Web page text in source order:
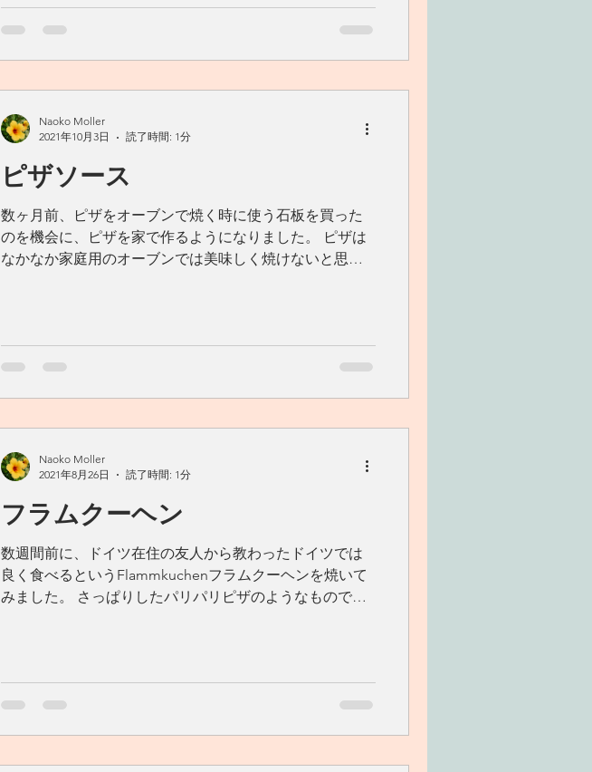
ピザソース
数ヶ月前、ピザをオーブンで焼く時に使う石板を買った
のを機会に、ピザを家で作るようになりました。 ピザは
なかなか家庭用のオーブンでは美味しく焼けないと思っ
Naoko Moller
2021年10月3日
読了時間: 1分
フラムクーヘン
数週間前に、ドイツ在住の友人から教わったドイツでは
良く食べるというFlammkuchenフラムクーヘンを焼いて
みました。 さっぱりしたパリパリピザのようなもので
Naoko Moller
2021年8月26日
読了時間: 1分